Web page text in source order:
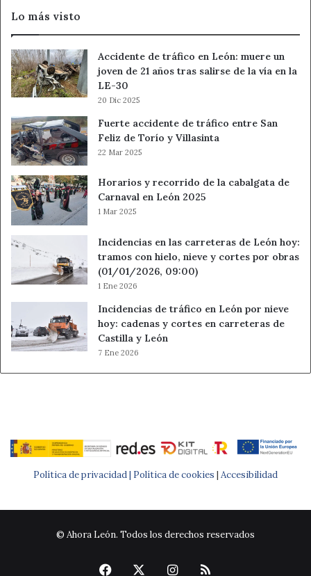
Lo más visto
Accidente de tráfico en León: muere un
joven de 21 años tras salirse de la vía en la
LE-30
20 Dic 2025
Fuerte accidente de tráfico entre San
Feliz de Torío y Villasinta
22 Mar 2025
Horarios y recorrido de la cabalgata de
Carnaval en León 2025
1 Mar 2025
Incidencias en las carreteras de León hoy:
tramos con hielo, nieve y cortes por obras
(01/01/2026, 09:00)
1 Ene 2026
Incidencias de tráfico en León por nieve
hoy: cadenas y cortes en carreteras de
Castilla y León
7 Ene 2026
Política de privacidad | Política de cookies | Accesibilidad
© Ahora León. Todos los derechos reservados
Facebook Instagram
RSS